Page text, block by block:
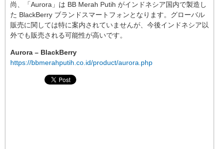
尚、「Aurora」は BB Merah Putih がインドネシア国内で製造し
た BlackBerry ブランドスマートフォンとなります。グローバル
販売に関しては特に案内されていませんが、今後インドネシア以
外でも販売される可能性が高いです。
Aurora – BlackBerry
https://bbmerahputih.co.id/product/aurora.php